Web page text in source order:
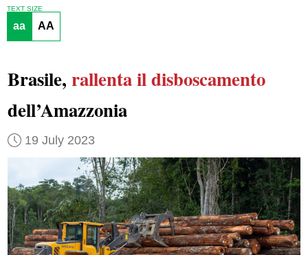
TEXT SIZE
aa AA
Brasile, rallenta il disboscamento
dell’Amazzonia
19 July 2023